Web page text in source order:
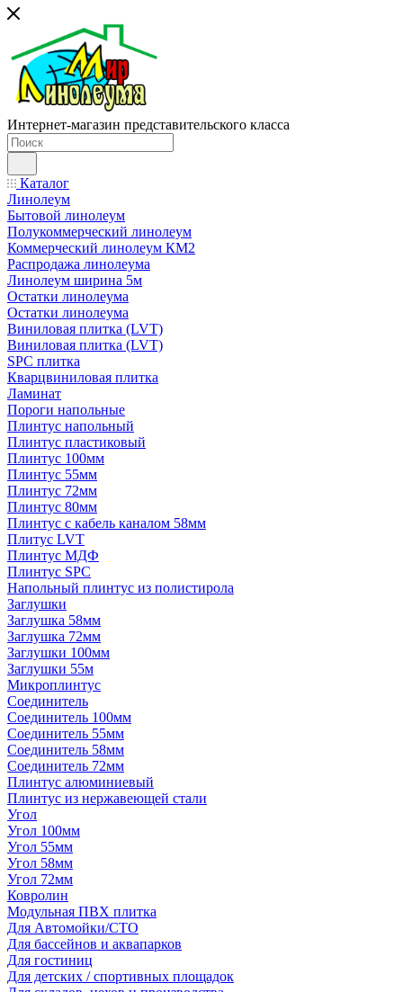
Интернет-магазин представительского класса
Каталог
Линолеум
Бытовой линолеум
Полукоммерческий линолеум
Коммерческий линолеум КМ2
Распродажа линолеума
Линолеум ширина 5м
Остатки линолеума
Остатки линолеума
Виниловая плитка (LVT)
Виниловая плитка (LVT)
SPC плитка
Кварцвиниловая плитка
Ламинат
Пороги напольные
Плинтус напольный
Плинтус пластиковый
Плинтус 100мм
Плинтус 55мм
Плинтус 72мм
Плинтус 80мм
Плинтус с кабель каналом 58мм
Плитус LVT
Плинтус МДФ
Плинтус SPC
Напольный плинтус из полистирола
Заглушки
Заглушка 58мм
Заглушка 72мм
Заглушки 100мм
Заглушки 55м
Микроплинтус
Соединитель
Соединитель 100мм
Соединитель 55мм
Соединитель 58мм
Соединитель 72мм
Плинтус алюминиевый
Плинтус из нержавеющей стали
Угол
Угол 100мм
Угол 55мм
Угол 58мм
Угол 72мм
Ковролин
Модульная ПВХ плитка
Для Автомойки/СТО
Для бассейнов и аквапарков
Для гостиниц
Для детских / спортивных площадок